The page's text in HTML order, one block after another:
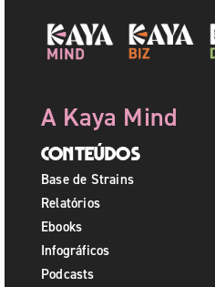
A Kaya Mind
Conteúdos
Base de Strains
Relatórios
Ebooks
Infográficos
Podcasts